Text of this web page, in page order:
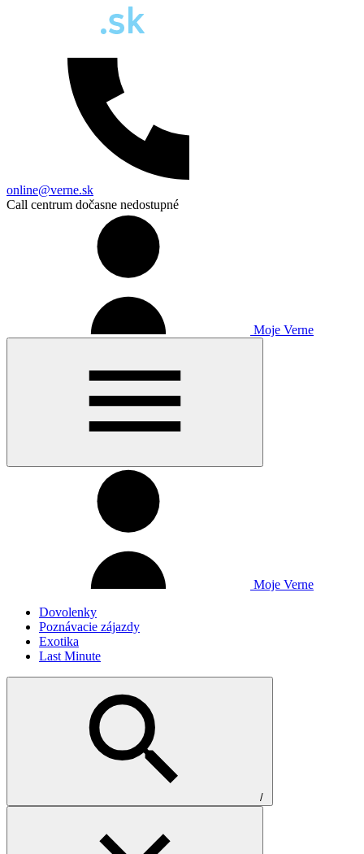
online@verne.sk
Call centrum dočasne nedostupné
Moje Verne
Moje Verne
Dovolenky
Poznávacie zájazdy
Exotika
Last Minute
/